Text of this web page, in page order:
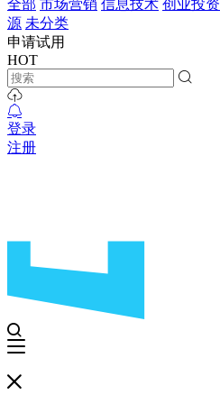
全部 市场营销 信息技术 创业投资
源 未分类
申请试用
HOT
登录
注册